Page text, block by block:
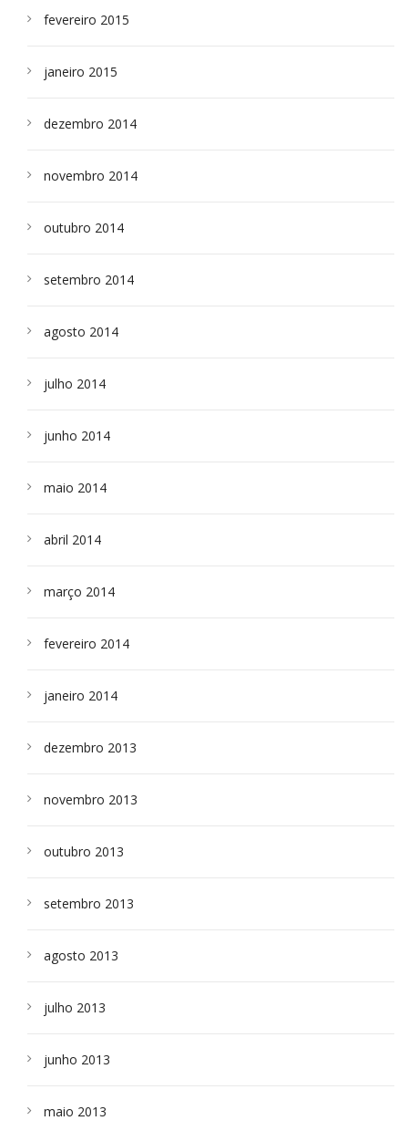
fevereiro 2015
janeiro 2015
dezembro 2014
novembro 2014
outubro 2014
setembro 2014
agosto 2014
julho 2014
junho 2014
maio 2014
abril 2014
março 2014
fevereiro 2014
janeiro 2014
dezembro 2013
novembro 2013
outubro 2013
setembro 2013
agosto 2013
julho 2013
junho 2013
maio 2013